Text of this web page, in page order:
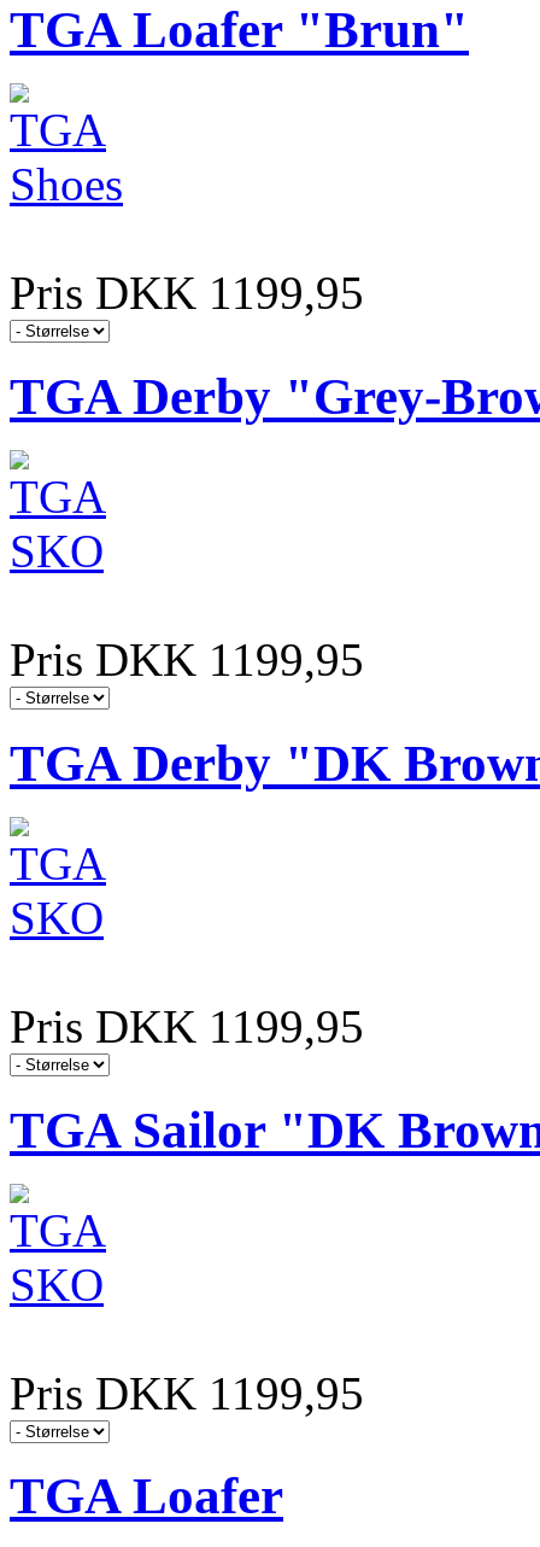
TGA Loafer "Brun"
Pris DKK 1199,95
TGA Derby "Grey-
Pris DKK 1199,95
TGA Derby "DK
Pris DKK 1199,95
TGA Sailor "DK
Pris DKK 1199,95
TGA Loafer